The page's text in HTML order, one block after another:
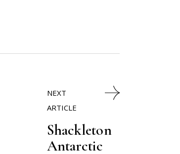
NEXT
ARTICLE
Shackleton
Antarctic